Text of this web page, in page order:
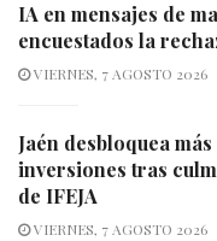
IA en mensajes de
encuestados la
VIERNES, 7 AGOSTO 2026
Jaén desbloquea
inversiones tras
de IFEJA
VIERNES, 7 AGOSTO 2026